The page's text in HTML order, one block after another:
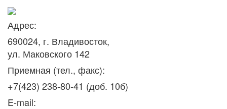
Адрес:
690024, г. Владивосток,
ул. Маковского 142
Приемная (тел., факс):
+7(423) 238-80-41 (доб. 10б)
E-mail: